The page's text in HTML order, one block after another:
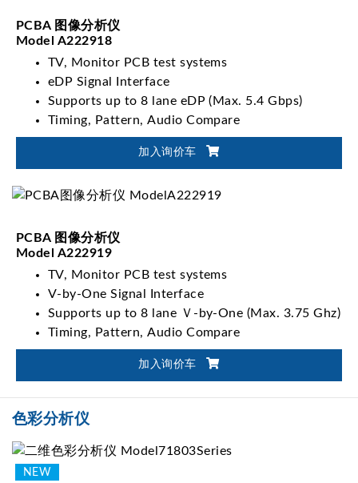
PCBA 图像分析仪
Model A222918
TV, Monitor PCB test systems
eDP Signal Interface
Supports up to 8 lane eDP (Max. 5.4 Gbps)
Timing, Pattern, Audio Compare
加入询价车
PCBA 图像分析仪
Model A222919
TV, Monitor PCB test systems
V-by-One Signal Interface
Supports up to 8 lane Ｖ-by-One (Max. 3.75 Ghz)
Timing, Pattern, Audio Compare
加入询价车
色彩分析仪